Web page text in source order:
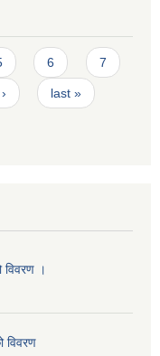
6 7
last »
।
विवरण